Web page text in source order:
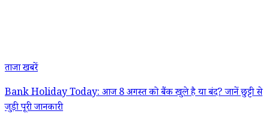
ताजा खबरें
Bank Holiday Today: आज 8 अगस्त को बैंक खुले है या बंद? जानें छुट्टी से
जुड़ी पूरी जानकारी